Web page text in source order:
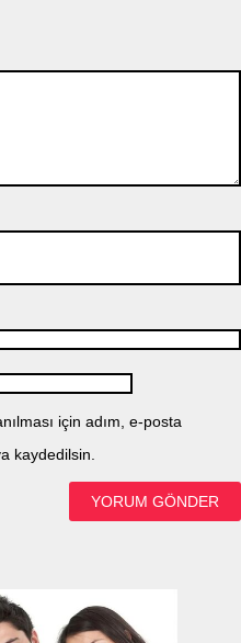
için adım, e-posta
kaydedilsin.